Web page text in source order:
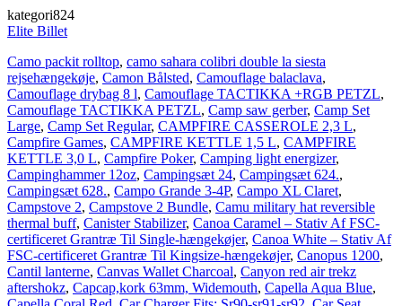
kategori824
Elite Billet
Camo packit rolltop, camo sahara colibri double la siesta
rejsehængekøje, Camon Bålsted, Camouflage balaclava,
Camouflage drybag 8 l, Camouflage TACTIKKA +RGB PETZL,
Camouflage TACTIKKA PETZL, Camp saw gerber, Camp Set
Large, Camp Set Regular, CAMPFIRE CASSEROLE 2,3 L,
Campfire Games, CAMPFIRE KETTLE 1,5 L, CAMPFIRE
KETTLE 3,0 L, Campfire Poker, Camping light energizer,
Campinghammer 12oz, Campingsæt 24, Campingsæt 624.,
Campingsæt 628., Campo Grande 3-4P, Campo XL Claret,
Campstove 2, Campstove 2 Bundle, Camu military hat reversible
thermal buff, Canister Stabilizer, Canoa Caramel – Stativ Af FSC-
certificeret Grantræ Til Single-hængekøjer, Canoa White – Stativ Af
FSC-certificeret Grantræ Til Kingsize-hængekøjer, Canopus 1200,
Cantil lanterne, Canvas Wallet Charcoal, Canyon red air trekz
aftershokz, Capcap,kork 63mm, Widemouth, Capella Aqua Blue,